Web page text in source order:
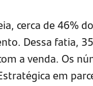
cerca de 46%
Dessa fatia,
a venda. Os
em